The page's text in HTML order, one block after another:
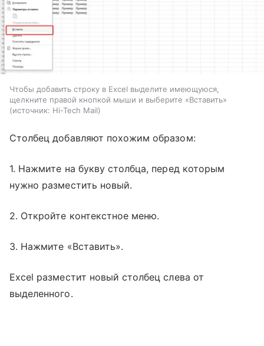
Чтобы добавить строку в Excel выделите имеющуюся,
щелкните правой кнопкой мыши и выберите «Вставить»
источник: Hi-Tech Mail
Столбец добавляют похожим образом:
1. Нажмите на букву столбца, перед которым
нужно разместить новый.
2. Откройте контекстное меню.
3. Нажмите «Вставить».
Excel разместит новый столбец слева от
выделенного.